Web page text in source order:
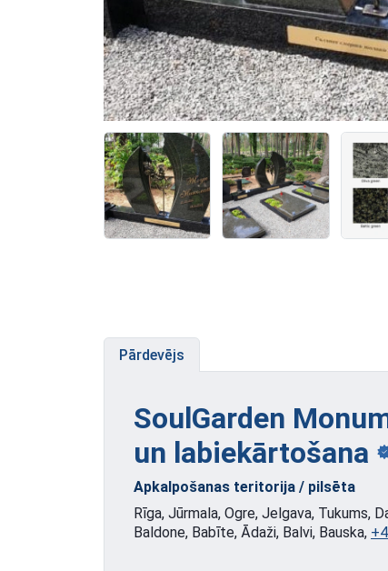
Pārdevējs
SoulGarden
un labiekārtošana
Apkalpošanas teritorija / pilsēta
Rīga, Jūrmala, Ogre, Jelgava, Tukums,
Baldone, Babīte, Ādaži, Balvi, Bauska,